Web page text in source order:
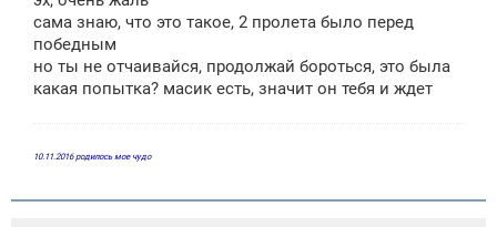
сама знаю, что это такое, 2 пролета было перед
победным
но ты не отчаивайся, продолжай бороться, это была
какая попытка? масик есть, значит он тебя и ждет
10.11.2016 родилось мое чудо